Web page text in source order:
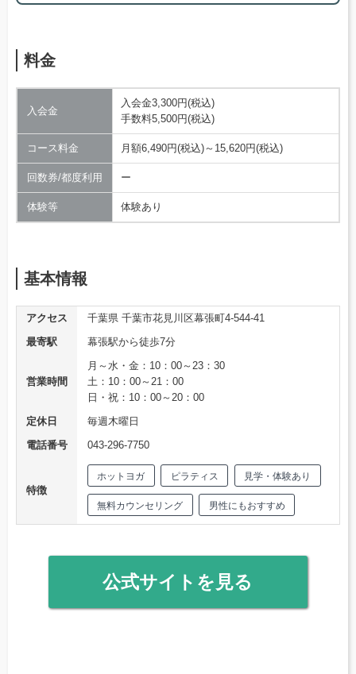
料金
入会金
入会金3,300円(税込)
手数料5,500円(税込)
コース料金 月額6,490円(税込)～15,620円(税込)
回数券/都度利用 ー
体験等 体験あり
基本情報
アクセス
千葉県 千葉市花見川区幕張町4-544-41
最寄駅
幕張駅から徒歩7分
営業時間
月～水・金：10：00～23：30
土：10：00～21：00
日・祝：10：00～20：00
定休日
毎週木曜日
電話番号
043-296-7750
特徴
ホットヨガ ピラティス 見学・体験あり
無料カウンセリング 男性にもおすすめ
公式サイトを見る